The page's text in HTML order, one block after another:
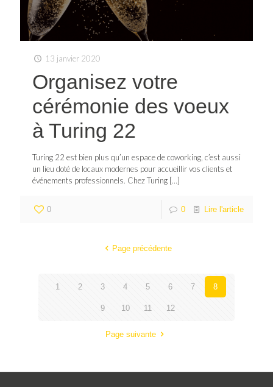
13 janvier 2020
Organisez votre
cérémonie des voeux
à Turing 22
Turing 22 est bien plus qu’un espace de coworking, c’est aussi
un lieu doté de locaux modernes pour accueillir vos clients et
événements professionnels. Chez Turing […]
0 0 Lire l'article
Page précédente
1 2 3 4 5 6 7 8
9 10 11 12
Page suivante